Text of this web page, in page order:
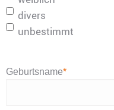
divers
unbestimmt
Geburtsname*